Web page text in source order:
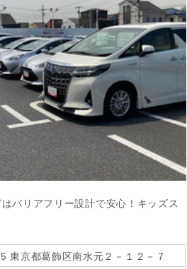
バリアフリー設計で安心！キッズス
東京都葛飾区南水元２－１２－７